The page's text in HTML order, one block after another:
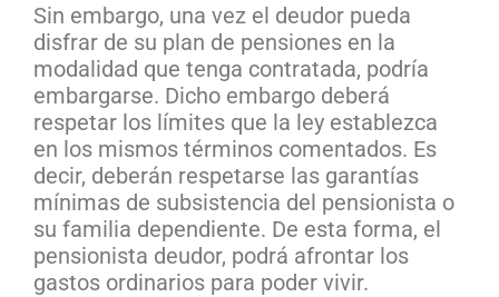
Sin embargo, una vez el deudor pueda
disfrar de su plan de pensiones en la
modalidad que tenga contratada, podría
embargarse. Dicho embargo deberá
respetar los límites que la ley establezca
en los mismos términos comentados. Es
decir, deberán respetarse las garantías
mínimas de subsistencia del pensionista o
su familia dependiente. De esta forma, el
pensionista deudor, podrá afrontar los
gastos ordinarios para poder vivir.